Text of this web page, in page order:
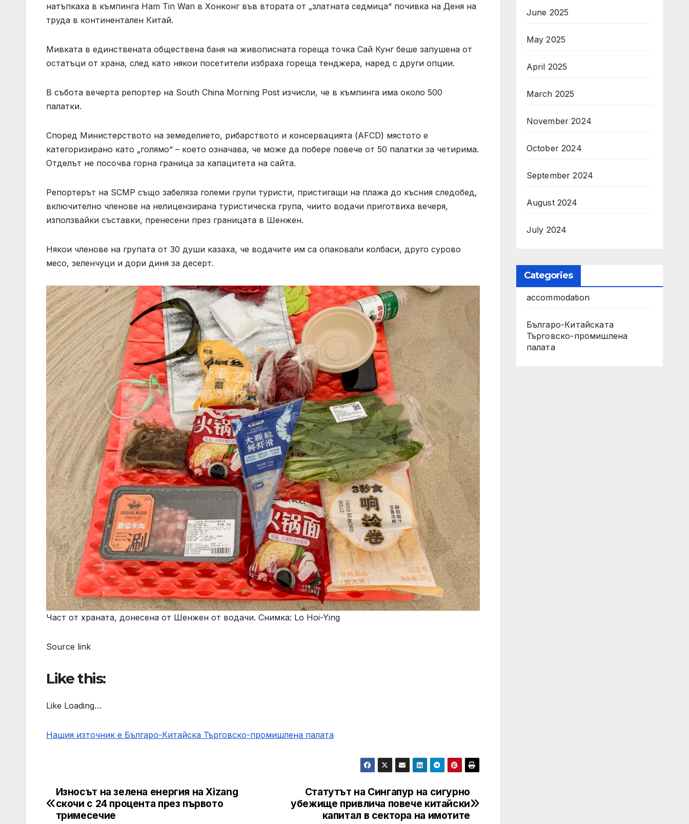
натъпкаха в къмпинга Ham Tin Wan в Хонконг във втората от „златната седмица“ почивка на Деня на
труда в континентален Китай.
Мивката в единствената обществена баня на живописната гореща точка Сай Кунг беше запушена от
остатъци от храна, след като някои посетители избраха гореща тенджера, наред с други опции.
В събота вечерта репортер на South China Morning Post изчисли, че в къмпинга има около 500
палатки.
Според Министерството на земеделието, рибарството и консервацията (AFCD) мястото е
категоризирано като „голямо“ – което означава, че може да побере повече от 50 палатки за четирима.
Отделът не посочва горна граница за капацитета на сайта.
Репортерът на SCMP също забеляза големи групи туристи, пристигащи на плажа до късния следобед,
включително членове на нелицензирана туристическа група, чиито водачи приготвиха вечеря,
използвайки съставки, пренесени през границата в Шенжен.
Някои членове на групата от 30 души казаха, че водачите им са опаковали колбаси, друго сурово
месо, зеленчуци и дори диня за десерт.
Част от храната, донесена от Шенжен от водачи. Снимка: Lo Hoi-Ying
Source link
Like this:
Like Loading…
Нашия източник е Българо-Китайска Търговско-промишлена палaта
Post
navigation
Статутът на Сингапур на сигурно
убежище привлича повече китайски
капитал в сектора на имотите
Износът на зелена енергия на Xizang
скочи с 24 процента през първото
тримесечие
June 2025
May 2025
April 2025
March 2025
November 2024
October 2024
September 2024
August 2024
July 2024
Categories
accommodation
Българо-Китайската
Търговско-промишлена
палата